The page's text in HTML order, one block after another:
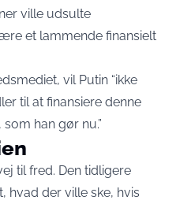
ville udsulte
et lammende finansielt
vil Putin “ikke
til at finansiere denne
han gør nu.”
til fred. Den tidligere
hvad der ville ske, hvis